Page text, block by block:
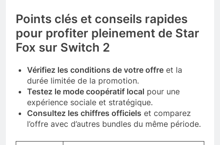
Points clés et conseils rapides
pour profiter pleinement de Star
Fox sur Switch 2
Vérifiez les conditions de votre offre et la
durée limitée de la promotion.
Testez le mode coopératif local pour une
expérience sociale et stratégique.
Consultez les chiffres officiels et comparez
l’offre avec d’autres bundles du même période.